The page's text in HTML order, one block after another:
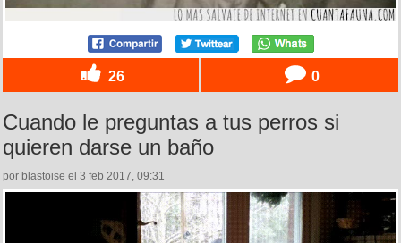
26 0
Cuando le preguntas a tus perros si
quieren darse un baño
por blastoise el 3 feb 2017, 09:31